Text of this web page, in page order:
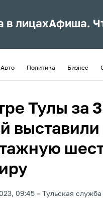
в лицахАфиша.
Авто Политика Бизнес
Тулы за
09:45 Тульская